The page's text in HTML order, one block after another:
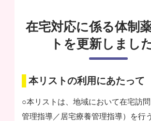
在宅対応に係る体制
トを更新しました
本リストの利用にあたって
○本リストは、地域において在宅訪
管理指導／居宅療養管理指導）を行